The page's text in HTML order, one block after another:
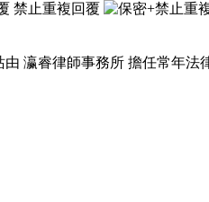
容熱烈討論
等討論。
禁止重複回覆
由 瀛睿律師事務所 擔任常年法